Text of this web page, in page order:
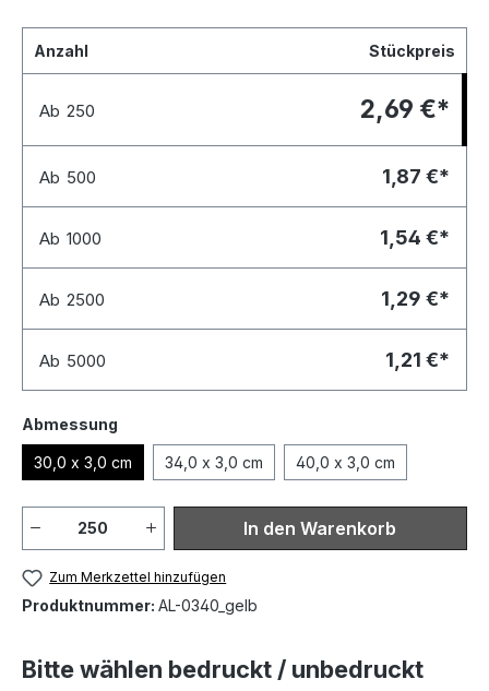
Anzahl Stückpreis
Ab 250 2,69 €*
Ab 500 1,87 €*
Ab 1000 1,54 €*
Ab 2500 1,29 €*
Ab 5000 1,21 €*
Abmessung
30,0 x 3,0 cm 34,0 x 3,0 cm 40,0 x 3,0 cm
In den Warenkorb
Zum Merkzettel hinzufügen
Produktnummer: AL-0340_gelb
Bitte wählen bedruckt / unbedruckt